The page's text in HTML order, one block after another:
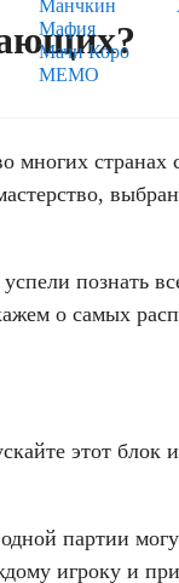
Манчкин
Мафия
Мачи Коро
МЕМО
многих
познать
о самых
этот блок
партии
игроку и